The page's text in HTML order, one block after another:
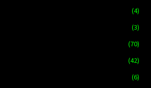
(4)
(3)
(70)
(42)
(6)